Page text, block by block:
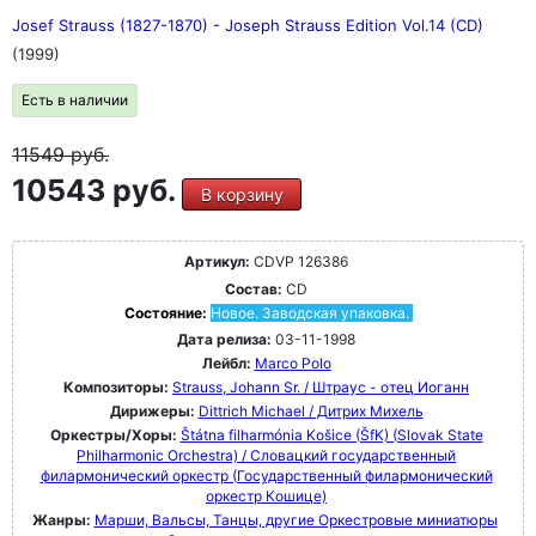
Josef Strauss (1827-1870) - Joseph Strauss Edition Vol.14 (CD)
(1999)
Есть в наличии
11549руб.
10543 руб. В корзину
Артикул: CDVP 126386
Состав: CD
Состояние: Новое. Заводская упаковка.
Дата релиза: 03-11-1998
Лейбл: Marco Polo
Композиторы: Strauss, Johann Sr. / Штраус - отец Иоганн
Дирижеры: Dittrich Michael / Дитрих Михель
Оркестры/Хоры: Štátna filharmónia Košice (ŠfK) (Slovak State
Philharmonic Orchestra) / Словацкий государственный
филармонический оркестр (Государственный филармонический
оркестр Кошице)
Жанры: Марши, Вальсы, Танцы, другие Оркестровые миниатюры